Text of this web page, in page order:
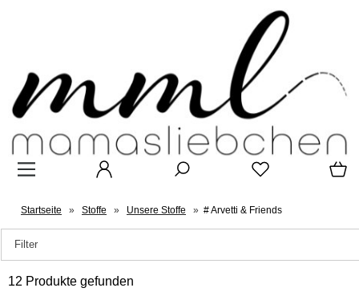
Startseite » Stoffe » Unsere Stoffe » # Arvetti & Friends
Filter
12 Produkte gefunden